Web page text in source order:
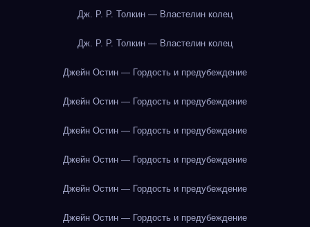
Дж. Р. Р. Толкин — Властелин колец
Дж. Р. Р. Толкин — Властелин колец
Джейн Остин — Гордость и предубеждение
Джейн Остин — Гордость и предубеждение
Джейн Остин — Гордость и предубеждение
Джейн Остин — Гордость и предубеждение
Джейн Остин — Гордость и предубеждение
Джейн Остин — Гордость и предубеждение